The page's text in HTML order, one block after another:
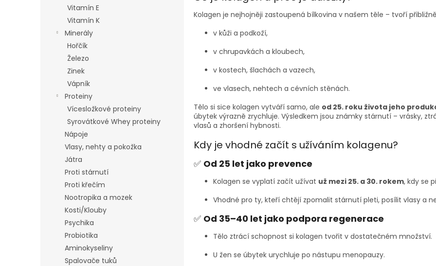
Vitamín E
Vitamín K
Minerály
Hořčík
Železo
Zinek
Vápník
Proteiny
Vícesložkové proteiny
Syrovátkové Whey proteiny
Nápoje
Vlasy, nehty a pokožka
Játra
Proti stárnutí
Proti křečím
Nootropika a mozek
Kosti/Klouby
Psychika
Probiotika
Aminokyseliny
Spalovače tuků
Kolagen je nejhojněji zastoupená bílkovina v našem těle – tvoří
v kůži a podkoží,
v chrupavkách a kloubech,
v kostech, šlachách a vazech,
ve vlasech, nehtech a cévních stěnách.
Tělo si sice kolagen vytváří samo, ale od 25. roku života jeho
úbytek výrazně zrychluje. Výsledkem jsou známky stárnutí – vrásky,
vlasů a zhoršení hybnosti.
Kdy je vhodné začít s užíváním kolagenu?
✅ Od 25 let jako prevence
Kolagen se vyplatí začít užívat už mezi 25. a 30. rokem, kdy se
Vhodné pro ty, kteří chtějí zpomalit stárnutí pleti, posílit vlasy a
✅ Od 35–40 let jako podpora regenerace
Tělo ztrácí schopnost si kolagen tvořit v dostatečném množství.
U žen se úbytek urychluje po nástupu menopauzy.